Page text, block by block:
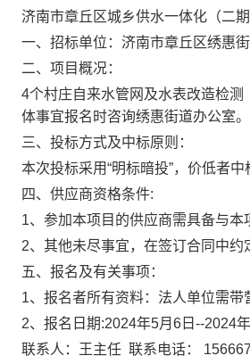
济南市章丘区城乡供水一体化（二
一、招标单位： 济南市章丘区绣惠
二、项目概况：
4个村庄自来水管网及水表改造检
体事宜报名时咨询绣惠街道办公室。
三、投标方式及中标原则：
本次投标采用“明标暗投”，价低者中
四、供应商资格条件:
1、参加本项目的供应商需具备与
2、其他未尽事宜，在签订合同中约
五、报名及有关事项：
1、报名者所有资料：法人单位需
2、报名日期:2024年5月6日--2024
联系人：王主任 联系电话：